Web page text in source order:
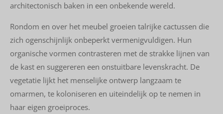
architectonisch baken in een onbekende wereld.
Rondom en over het meubel groeien talrijke cactussen die
zich ogenschijnlijk onbeperkt vermenigvuldigen. Hun
organische vormen contrasteren met de strakke lijnen van
de kast en suggereren een onstuitbare levenskracht. De
vegetatie lijkt het menselijke ontwerp langzaam te
omarmen, te koloniseren en uiteindelijk op te nemen in
haar eigen groeiproces.